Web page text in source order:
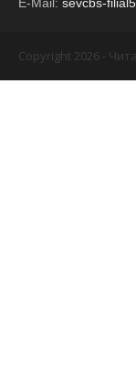
Copyright 2026 -